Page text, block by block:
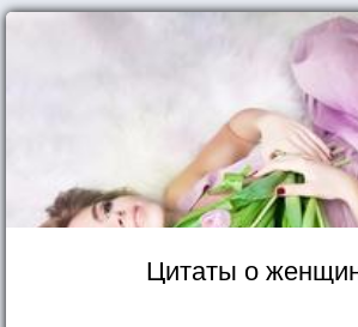
Цитаты о